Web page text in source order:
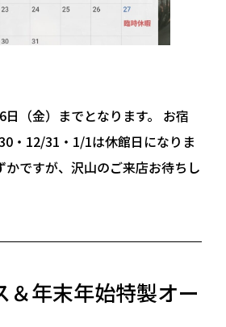
（金）までとなります。 お宿
・12/31・1/1は休館日になりま
かですが、沢山のご来店お待ちし
＆年末年始特製オー